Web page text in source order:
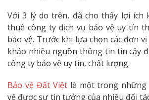
Với 3 lý do trên, đã cho thấy lợi ích
thuê công ty dịch vụ bảo vệ uy tín
bảo vệ. Trước khi lựa chọn các đơn
khảo nhiều nguồn thông tin tin cậy
công ty bảo vệ uy tín, chất lượng.
Bảo vệ Đất Việtlà một trong những
vệ được sự tin tưởng của nhiều đối